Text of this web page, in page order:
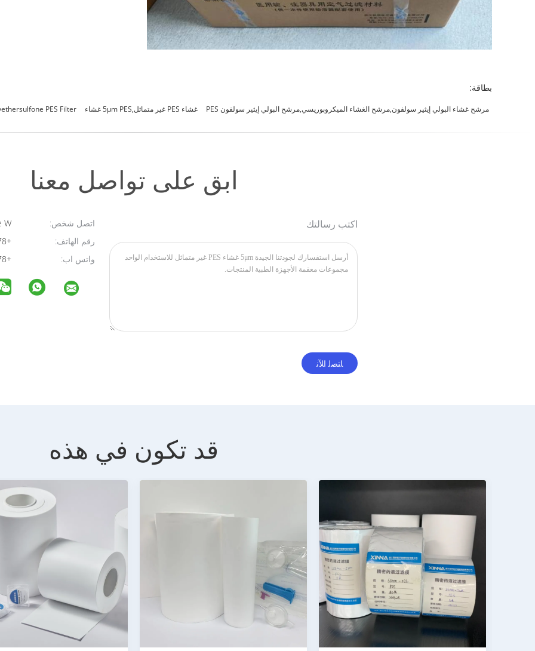
بطاقة:
مرشح غشاء البولي إيثير سولفون,مرشح الغشاء الميكروبوريسي,مرشح البولي إيثير سولفون PES غشاء PES غير متماثل,5μm PES غشاء PES Filter
ابق على تواصل معنا
اتصل شخص:
رقم الهاتف:
+8615356597378
واتس اب:
+8615356597378
اكتب رسالتك
قد تكون في هذه